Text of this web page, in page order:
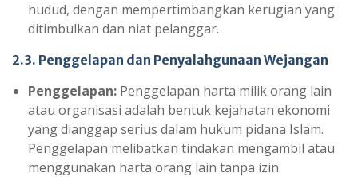
hudud, dengan mempertimbangkan kerugian yang
ditimbulkan dan niat pelanggar.
2.3. Penggelapan dan Penyalahgunaan Wejangan
Penggelapan: Penggelapan harta milik orang lain
atau organisasi adalah bentuk kejahatan ekonomi
yang dianggap serius dalam hukum pidana Islam.
Penggelapan melibatkan tindakan mengambil atau
menggunakan harta orang lain tanpa izin.